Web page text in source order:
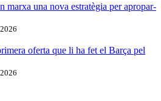
marxa una nova estratègia per apropar-
oferta que li ha fet el Barça pel